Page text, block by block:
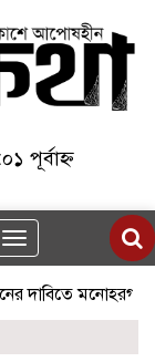
পূর্বাহ্ন
Toggle
navigation
মনোহরগঞ্জে